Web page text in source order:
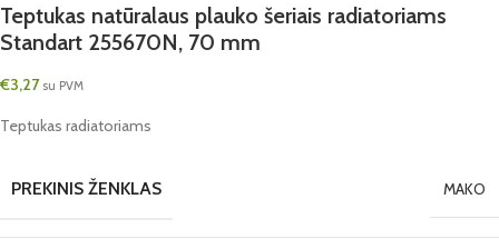
Teptukas natūralaus plauko šeriais radiatoriams
Standart 255670N, 70 mm
€3,27 su PVM
Teptukas radiatoriams
PREKINIS ŽENKLAS MAKO